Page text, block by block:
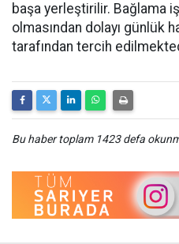
başa yerleştirilir. Bağlama
olmasından dolayı günlük
tarafından tercih
Bu haber toplam 1423 defa